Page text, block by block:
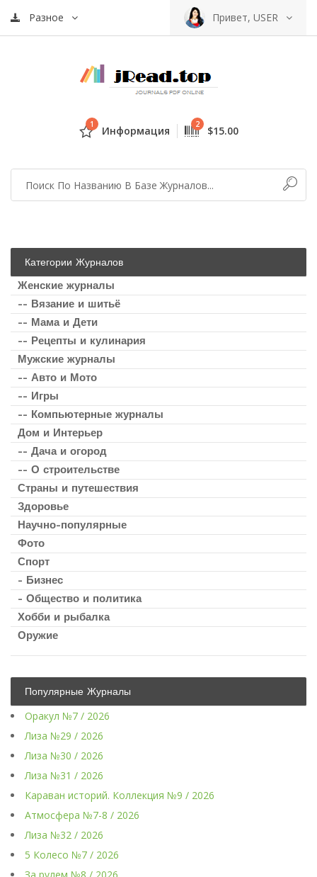
Разное Привет, USER
1 Информация 2 $15.00
Категории Журналов
Женские журналы
-- Вязание и шитьё
-- Мама и Дети
-- Рецепты и кулинария
Мужские журналы
-- Авто и Мото
-- Игры
-- Компьютерные журналы
Дом и Интерьер
-- Дача и огород
-- О строительстве
Страны и путешествия
Здоровье
Научно-популярные
Фото
Спорт
- Бизнес
- Общество и политика
Хобби и рыбалка
Оружие
Популярные Журналы
Оракул №7 / 2026
Лиза №29 / 2026
Лиза №30 / 2026
Лиза №31 / 2026
Караван историй. Коллекция №9 / 2026
Атмосфера №7-8 / 2026
Лиза №32 / 2026
5 Колесо №7 / 2026